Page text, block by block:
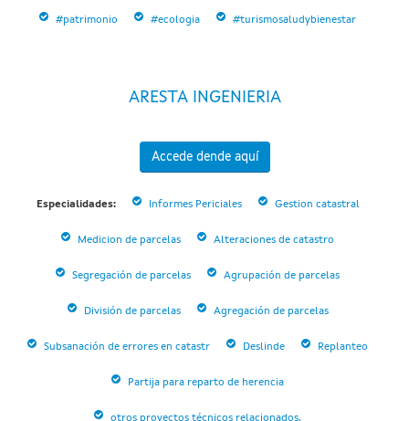
#patrimonio #ecologia #turismosaludybienestar
ARESTA INGENIERIA
Accede dende aquí
Especialidades: Informes Periciales Gestion catastral
Medicion de parcelas Alteraciones de catastro
Segregación de parcelas Agrupación de parcelas
División de parcelas Agregación de parcelas
Subsanación de errores en catastr Deslinde Replanteo
Partija para reparto de herencia
otros proyectos técnicos relacionados.